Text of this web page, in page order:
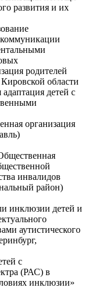
развития и их
родителей
области
детей с
организация
инвалидов
район)
инклюзии детей и
аутистического
с
(РАС) в
инклюзии»